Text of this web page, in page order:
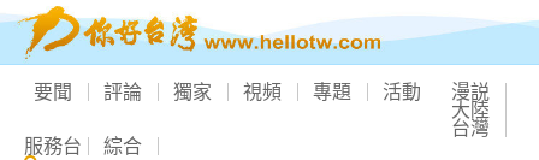
要聞 評論 獨家 視頻 專題 活動 漫説
大陸
台灣
服務台 綜合